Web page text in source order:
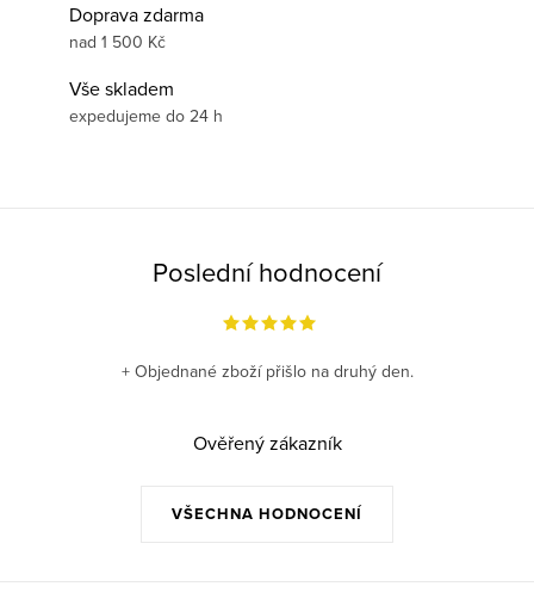
Doprava zdarma
nad 1 500 Kč
Vše skladem
expedujeme do 24 h
Poslední hodnocení
VŠECHNA HODNOCENÍ
+ Objednané zboží přišlo na druhý den.
Ověřený zákazník